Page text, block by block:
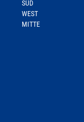
SÜD
WEST
MITTE